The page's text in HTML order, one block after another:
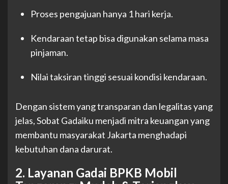
Proses pengajuan hanya 1 hari kerja.
Kendaraan tetap bisa digunakan selama masa
pinjaman.
Nilai taksiran tinggi sesuai kondisi kendaraan.
Dengan sistem yang transparan dan legalitas yang
jelas, Sobat Gadaiku menjadi mitra keuangan yang
membantu masyarakat Jakarta menghadapi
kebutuhan dana darurat.
2. Layanan Gadai BPKB Mobil